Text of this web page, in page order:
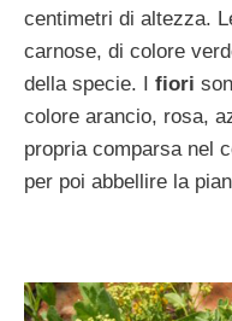
centimetri di altezza.
carnose, di colore
della specie. I
fiori
colore arancio, rosa,
propria comparsa nel
per poi abbellire la